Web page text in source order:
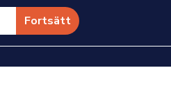
Fortsätt